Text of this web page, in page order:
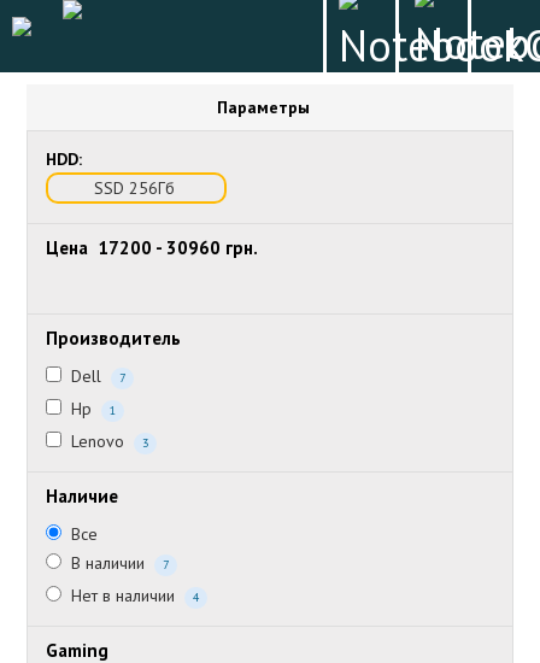
Параметры
HDD:
SSD 256Гб
Цена 17200 - 30960 грн.
Производитель
Dell 7
Hp 1
Lenovo 3
Наличие
Все
В наличии
7
Нет в наличии 4
Gaming